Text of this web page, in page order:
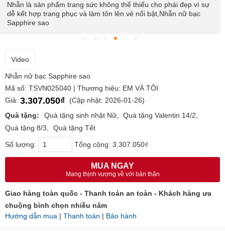
Nhẫn là sản phẩm trang sức không thể thiếu cho phái đẹp vì sự
dễ kết hợp trang phục và làm tôn lên vẻ nổi bật,Nhẫn nữ bạc
Sapphire sao
Video
Nhẫn nữ bạc Sapphire sao
Mã số: TSVN025040 | Thương hiệu: EM VÀ TÔI
Giá: 3.307.050₫
(Cập nhật: 2026-01-26)
Quà tặng:
Quà tặng sinh nhật Nữ
Quà tặng Valentin 14/2
Quà tặng 8/3
Quà tặng Tết
Số lượng: Tổng cộng: 3.307.050₫
MUA NGAY
Mang thịnh vượng về với bản thân
Giao hàng toàn quốc - Thanh toán an toàn - Khách hàng ưa
chuộng bình chọn nhiều năm
Hướng dẫn mua | Thanh toán | Bảo hành